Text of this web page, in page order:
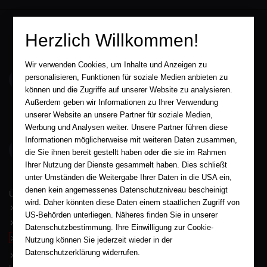
service@aha-buch.de
05563 / 9996039
AHA-BUCH GmbH
Garlebsen 48
37574 Einbeck
Wir sind gerne für Sie persönlich da.
Über AHA-BUCH
AGB
Widerruf
Datenschutz
Herzlich Willkommen!
Wir verwenden Cookies, um Inhalte und Anzeigen zu
personalisieren, Funktionen für soziale Medien anbieten zu
können und die Zugriffe auf unserer Website zu analysieren.
Außerdem geben wir Informationen zu Ihrer Verwendung
unserer Website an unsere Partner für soziale Medien,
Werbung und Analysen weiter. Unsere Partner führen diese
Informationen möglicherweise mit weiteren Daten zusammen,
die Sie ihnen bereit gestellt haben oder die sie im Rahmen
Ihrer Nutzung der Dienste gesammelt haben. Dies schließt
unter Umständen die Weitergabe Ihrer Daten in die USA ein,
denen kein angemessenes Datenschutzniveau bescheinigt
wird. Daher könnten diese Daten einem staatlichen Zugriff von
US-Behörden unterliegen. Näheres finden Sie in unserer
Datenschutzbestimmung. Ihre Einwilligung zur Cookie-
Nutzung können Sie jederzeit wieder in der
Datenschutzerklärung widerrufen.